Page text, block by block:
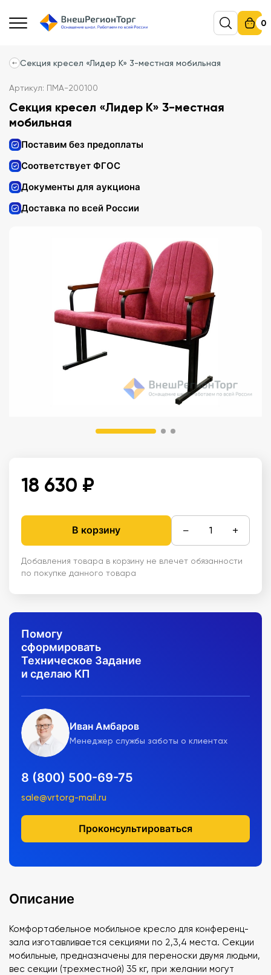
0
Секция кресел «Лидер К» 3-местная мобильная
Артикул: ПМА-200100
Секция кресел «Лидер К» 3-местная
мобильная
Поставим без предоплаты
Соответствует ФГОС
Документы для аукциона
Доставка по всей России
18 630 ₽
В корзину − +
Добавления товара в корзину не влечет обязанности
по покупке данного товара
Помогу
сформировать
Техническое Задание
и сделаю КП
Иван Амбаров
Менеджер службы заботы о клиентах
8 (800) 500-69-75
sale@vrtorg-mail.ru
Проконсультироваться
Описание
Комфортабельное мобильное кресло для конференц-
зала изготавливается секциями по 2,3,4 места. Секции
мобильные, предназначены для переноски двумя людьми,
вес секции (трехместной) 35 кг, при желании могут